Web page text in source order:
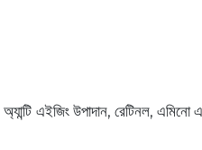
এইজিং উপাদান, রেটিনল,